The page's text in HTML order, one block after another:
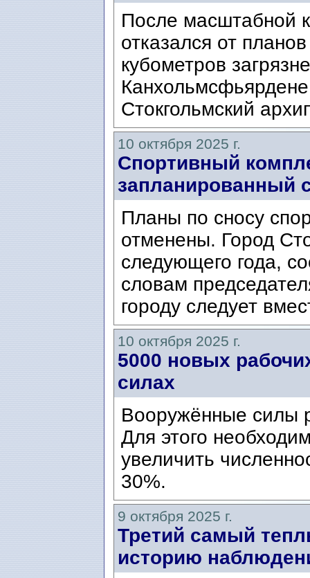
После масштабной
отказался от
кубометров
Стокгольмский
10 октября 2025 г.
Спортивный
запланированный
Планы по сносу
отменены. Город
следующего года,
словам
городу следует
10 октября 2025 г.
5000 новых
силах
Вооружённые силы
Для этого
увеличить
30%.
9 октября 2025 г.
Третий самый
историю